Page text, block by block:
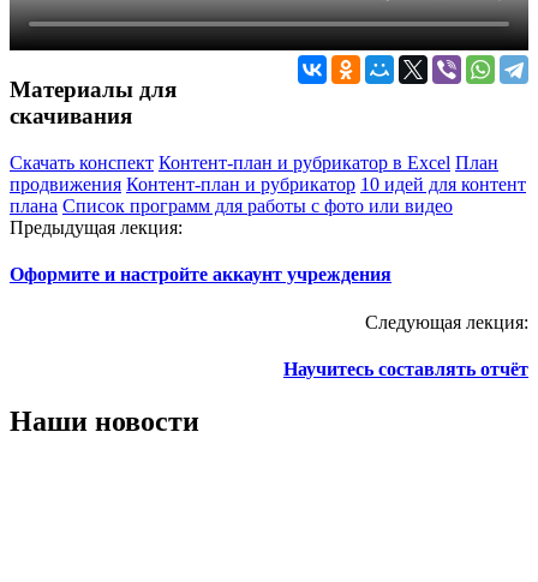
Материалы для
скачивания
Скачать конспект Контент-план и рубрикатор в Excel План
продвижения Контент-план и рубрикатор 10 идей для контент
плана Список программ для работы с фото или видео
Предыдущая лекция:
Оформите и настройте аккаунт учреждения
Следующая лекция:
Научитесь составлять отчёт
Наши новости